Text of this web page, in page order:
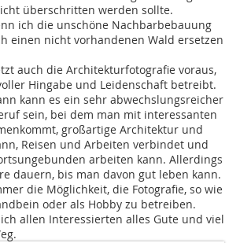
überschritten werden sollte.
ich die unschöne Nachbarbebauung
einen nicht vorhandenen Wald ersetzen
auch die Architekturfotografie voraus,
Hingabe und Leidenschaft betreibt.
kann es ein sehr abwechslungsreicher
sein, bei dem man mit interessanten
großartige Architektur und
Reisen und Arbeiten verbindet und
arbeiten kann. Allerdings
dauern, bis man davon gut leben kann.
die Möglichkeit, die Fotografie, so wie
oder als Hobby zu betreiben.
allen Interessierten alles Gute und viel